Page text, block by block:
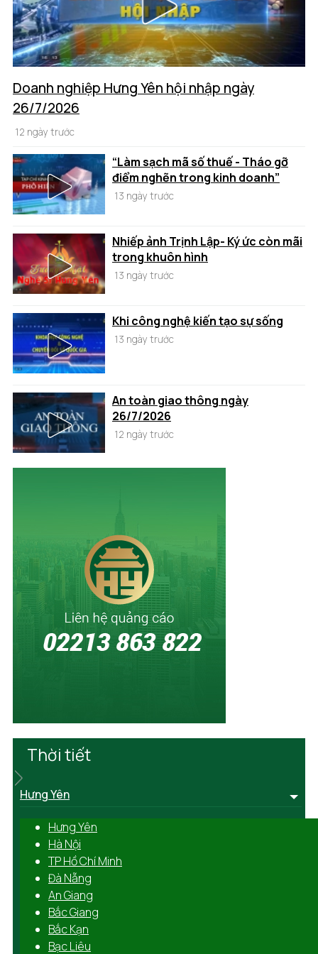
Doanh nghiệp Hưng Yên hội nhập ngày
26/7/2026
12 ngày trước
“Làm sạch mã số thuế - Tháo gỡ
điểm nghẽn trong kinh doanh”
13 ngày trước
Nhiếp ảnh Trịnh Lập- Ký ức còn mãi
trong khuôn hình
13 ngày trước
Khi công nghệ kiến tạo sự sống
13 ngày trước
An toàn giao thông ngày
26/7/2026
12 ngày trước
Thời tiết
Hưng Yên
Hưng Yên
Hà Nội
TP Hồ Chí Minh
Đà Nẵng
An Giang
Bắc Giang
Bắc Kạn
Bạc Liêu